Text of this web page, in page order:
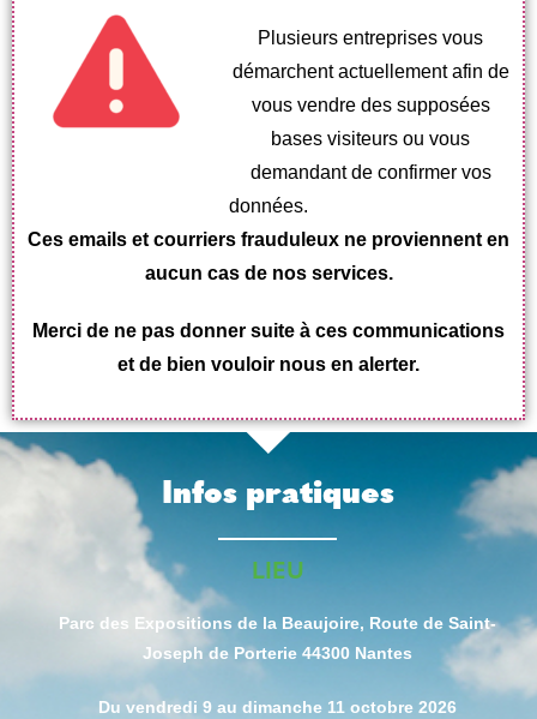
Plusieurs entreprises vous
démarchent actuellement afin de
vous vendre des supposées
bases visiteurs ou vous
demandant de confirmer vos
données.
Ces emails et courriers frauduleux ne proviennent en
aucun cas de nos services.
Merci de ne pas donner suite à ces communications
et de bien vouloir nous en alerter.
Infos pratiques
LIEU
Parc des Expositions de la Beaujoire, Route de Saint-
Joseph de Porterie 44300 Nantes
Du vendredi 9 au dimanche 11 octobre 2026